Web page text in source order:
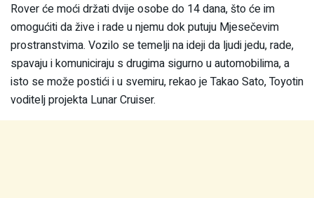
Rover će moći držati dvije osobe do 14 dana, što će im
omogućiti da žive i rade u njemu dok putuju Mjesečevim
prostranstvima. Vozilo se temelji na ideji da ljudi jedu, rade,
spavaju i komuniciraju s drugima sigurno u automobilima, a
isto se može postići i u svemiru, rekao je Takao Sato, Toyotin
voditelj projekta Lunar Cruiser.